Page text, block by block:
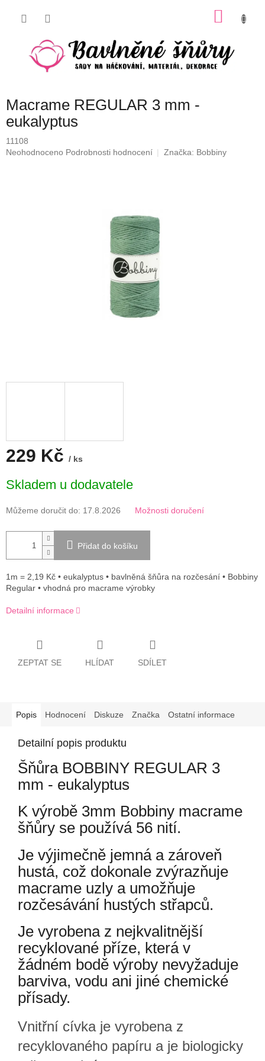
Macrame REGULAR 3 mm -
eukalyptus
11108
Průměrné
Neohodnoceno Podrobnosti hodnocení Značka: Bobbiny
229 Kč / ks
cena:
Skladem u dodavatele
Můžeme doručit do: 17.8.2026 Možnosti doručení
Přidat do košíku
1m = 2,19 Kč • eukalyptus • bavlněná šňůra na rozčesání • Bobbiny
Regular • vhodná pro macrame výrobky
Detailní informace
ZEPTAT SE HLÍDAT SDÍLET
Popis Hodnocení Diskuze Značka Ostatní informace
Detailní popis produktu
Šňůra BOBBINY REGULAR 3
mm - eukalyptus
K výrobě 3mm Bobbiny macrame
šňůry se používá 56 nití.
Je výjimečně jemná a zároveň
hustá, což dokonale zvýrazňuje
macrame uzly a umožňuje
rozčesávání hustých střapců.
Je vyrobena z nejkvalitnější
recyklované příze, která v
žádném bodě výroby nevyžaduje
barviva, vodu ani jiné chemické
přísady.
Vnitřní cívka je vyrobena z
recyklovaného papíru a je biologicky